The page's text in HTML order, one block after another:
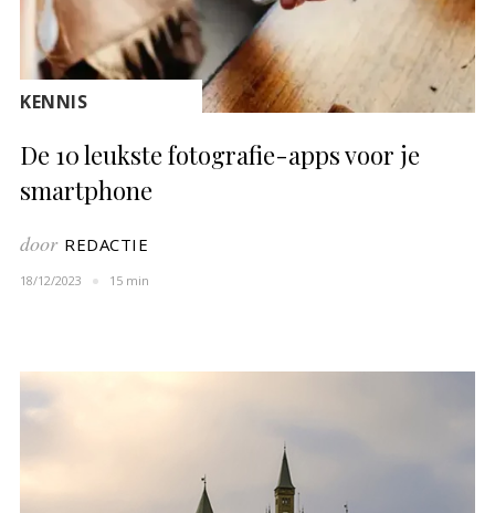
KENNIS
De 10 leukste fotografie-apps voor je
smartphone
door REDACTIE
18/12/2023 15 min